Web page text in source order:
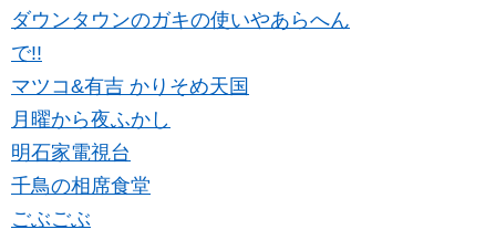
ダウンタウンのガキの使いやあらへん
で!!
マツコ&有吉 かりそめ天国
月曜から夜ふかし
明石家電視台
千鳥の相席食堂
ごぶごぶ